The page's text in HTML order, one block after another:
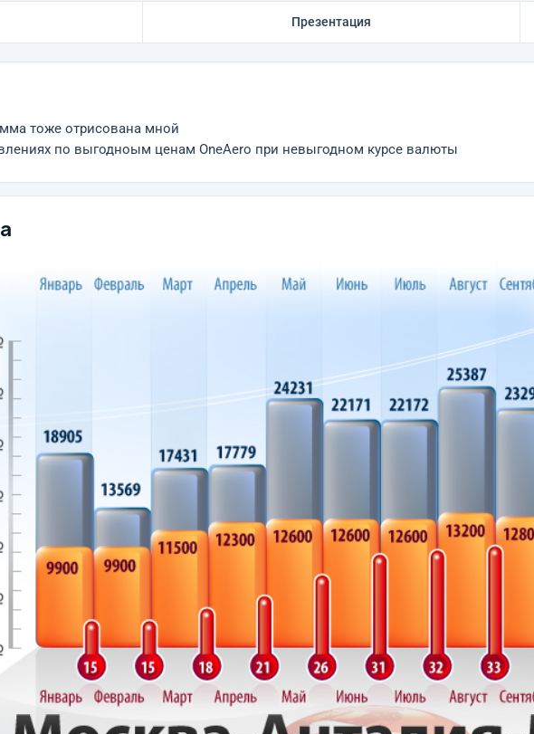
Презентация
тоже отрисована мной
по выгодноым ценам OneAero при невыгодном курсе валюты